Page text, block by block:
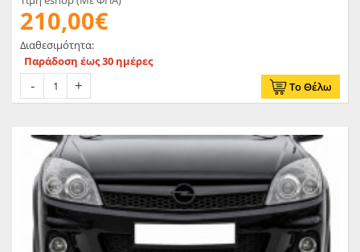
210,00€
Διαθεσιμότητα:
Παράδοση έως 30 ημέρες
Το Θέλω